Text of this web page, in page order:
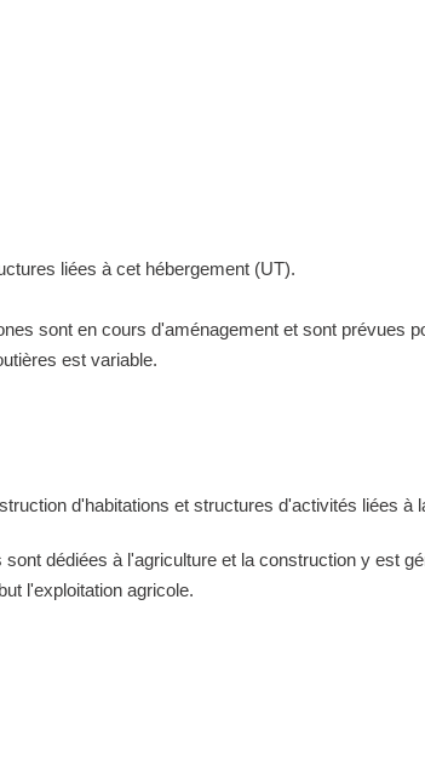
liées à cet hébergement (UT).
sont en cours d'aménagement et sont prévues
est variable.
d'habitations et structures d'activités liées à
dédiées à l'agriculture et la construction y est
l'exploitation agricole.